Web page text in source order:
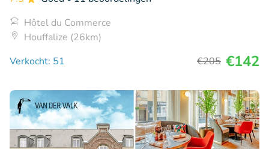
Hôtel du Commerce
Houffalize (26km)
Verkocht: 51
€205 €142